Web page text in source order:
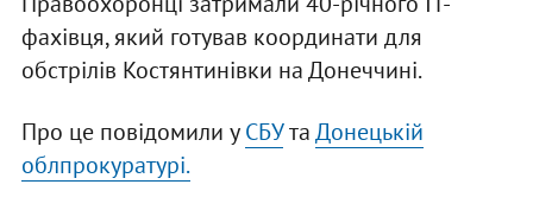
фахівця, який готував координати для
обстрілів Костянтинівки на Донеччині.
Про це повідомили уСБУтаДонецькій
облпрокуратурі.